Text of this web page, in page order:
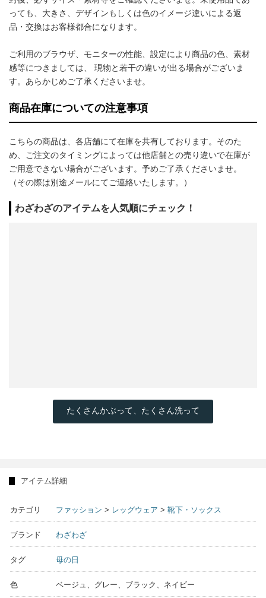
っても、大きさ、デザインもしくは色のイメージ違いによる返
品・交換はお客様都合になります。
ご利用のブラウザ、モニターの性能、設定により商品の色、素材
感等につきましては、 現物と若干の違いが出る場合がございま
す。あらかじめご了承くださいませ。
商品在庫についての注意事項
こちらの商品は、各店舗にて在庫を共有しております。そのた
め、ご注文のタイミングによっては他店舗との売り違いで在庫が
ご用意できない場合がございます。予めご了承くださいませ。
（その際は別途メールにてご連絡いたします。）
わざわざのアイテムを人気順にチェック！
たくさんかぶって、たくさん洗って
アイテム詳細
カテゴリ ファッション > レッグウェア > 靴下・ソックス
ブランド わざわざ
タグ 母の日
色 ベージュ、グレー、ブラック、ネイビー